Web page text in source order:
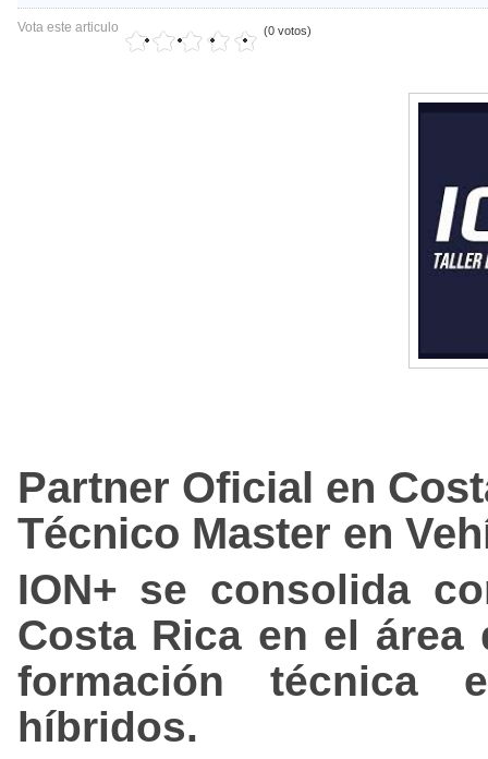
Vota este articulo (0 votos)
Partner Oficial en
Técnico Master en
ION+ se consolida
Costa Rica en el
formación técnica
híbridos.